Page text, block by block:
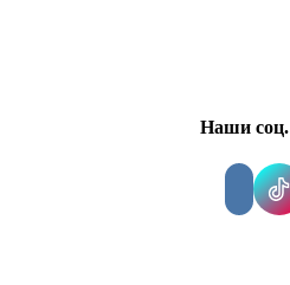
Наши соц.